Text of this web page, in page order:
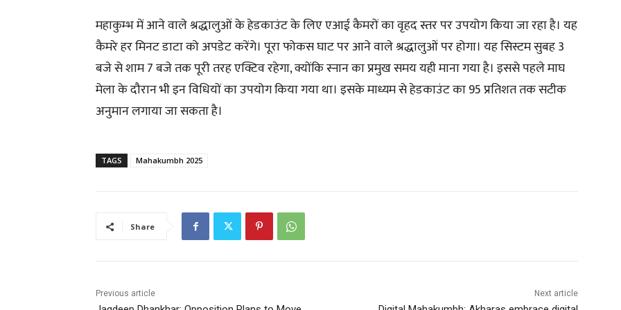
महाकुम्भ में आने वाले श्रद्धालुओं के हेडकाउंट के लिए एआई कैमरों का वृहद स्तर पर उपयोग किया जा रहा है। यह
कैमरे हर मिनट डाटा को अपडेट करेंगे। पूरा फोकस घाट पर आने वाले श्रद्धालुओं पर होगा। यह सिस्टम सुबह 3
बजे से शाम 7 बजे तक पूरी तरह एक्टिव रहेगा, क्योंकि स्नान का प्रमुख समय यही माना गया है। इससे पहले माघ
मेला के दौरान भी इन विधियों का उपयोग किया गया था। इसके माध्यम से हेडकाउंट का 95 प्रतिशत तक सटीक
अनुमान लगाया जा सकता है।
TAGS Mahakumbh 2025
Share
Previous article Next article